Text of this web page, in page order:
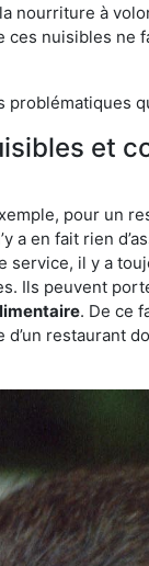
nourriture à
nuisibles ne
problématiques
et
pour un
a en fait rien
service, il y a
Ils peuvent
. De ce
restaurant